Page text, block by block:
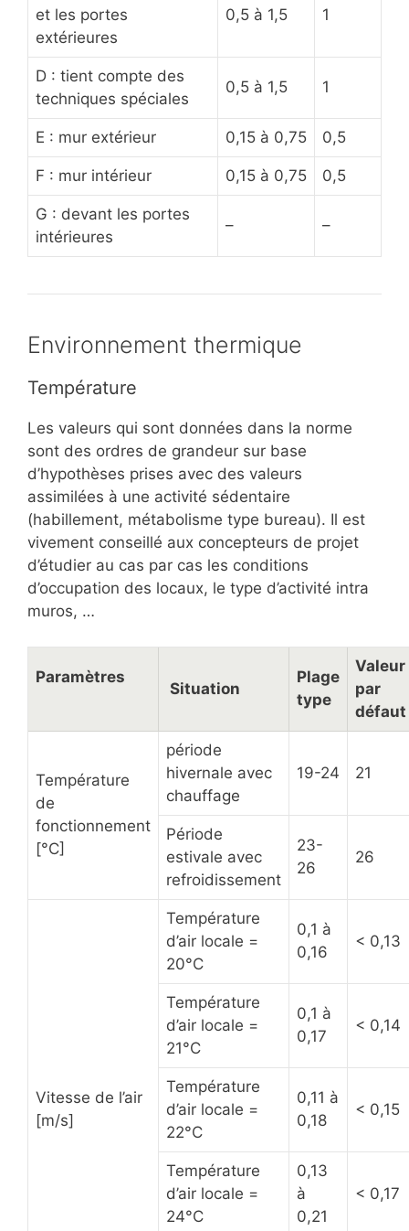
et les portes
extérieures
0,5 à 1,5 1
D : tient compte des
techniques spéciales
0,5 à 1,5 1
E : mur extérieur 0,15 à 0,75 0,5
F : mur intérieur 0,15 à 0,75 0,5
G : devant les portes
intérieures
– –
Environnement thermique
Température
Les valeurs qui sont données dans la norme
sont des ordres de grandeur sur base
d’hypothèses prises avec des valeurs
assimilées à une activité sédentaire
(habillement, métabolisme type bureau). Il est
vivement conseillé aux concepteurs de projet
d’étudier au cas par cas les conditions
d’occupation des locaux, le type d’activité intra
muros, …
Paramètres
Situation
Plage
type
Valeur
par
défaut
Température
de
fonctionnement
[°C]
période
hivernale avec
chauffage
19-24 21
Période
estivale avec
refroidissement
23-
26
26
Vitesse de l’air
[m/s]
Température
d’air locale =
20°C
0,1 à
0,16
< 0,13
Température
d’air locale =
21°C
0,1 à
0,17
< 0,14
Température
d’air locale =
22°C
0,11 à
0,18
< 0,15
Température
d’air locale =
24°C
0,13
à
0,21
< 0,17